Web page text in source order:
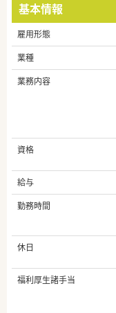
基本情報
雇用形態
業種
業務内容
資格
給与
勤務時間
休日
福利厚生諸手当